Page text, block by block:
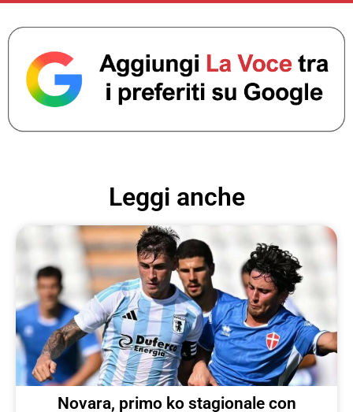
Leggi anche
Novara, primo ko stagionale con